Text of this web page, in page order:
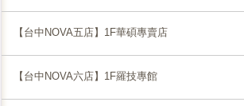
【台中NOVA五店】1F華碩專賣店
【台中NOVA六店】1F羅技專館